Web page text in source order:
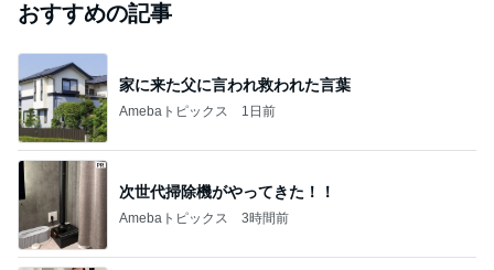
おすすめの記事
家に来た父に言われ救われた言葉
Amebaトピックス 1日前
次世代掃除機がやってきた！！
Amebaトピックス 3時間前